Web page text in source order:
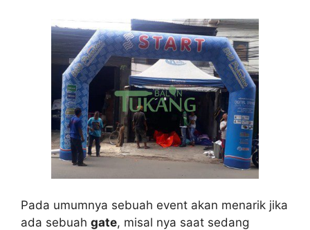
Pada umumnya sebuah event akan menarik jika
ada sebuah gate, misal nya saat sedang